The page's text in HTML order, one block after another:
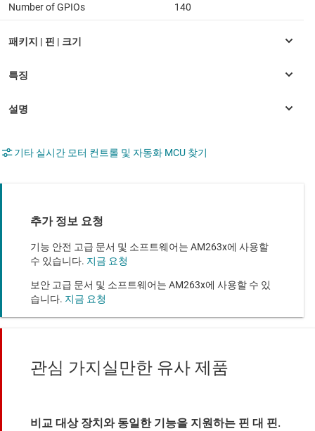
Number of GPIOs 140
기타 실시간 모터 컨트롤 및 자동화 MCU 찾기
추가 정보 요청
기능 안전 고급 문서 및 소프트웨어는 AM263x에 사용할
수 있습니다. 지금 요청
보안 고급 문서 및 소프트웨어는 AM263x에 사용할 수 있
습니다. 지금 요청
관심 가지실만한 유사 제품
비교 대상 장치와 동일한 기능을 지원하는 핀 대 핀.